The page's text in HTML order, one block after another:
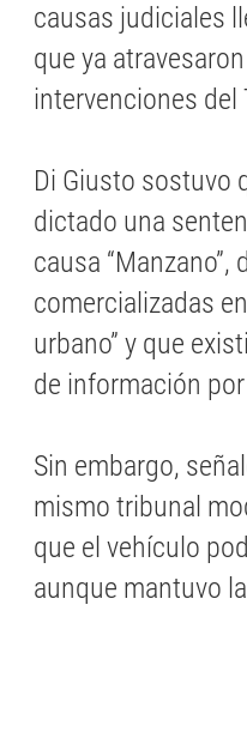
causas judiciales
que ya
intervenciones
Di Giusto sostuvo
dictado una
causa
comercializadas
urbano” y que
de información
Sin embargo,
mismo tribunal
que el vehículo
aunque mantuvo